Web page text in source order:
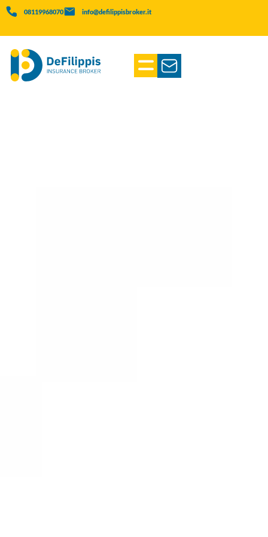
08119968070 info@defilippisbroker.it